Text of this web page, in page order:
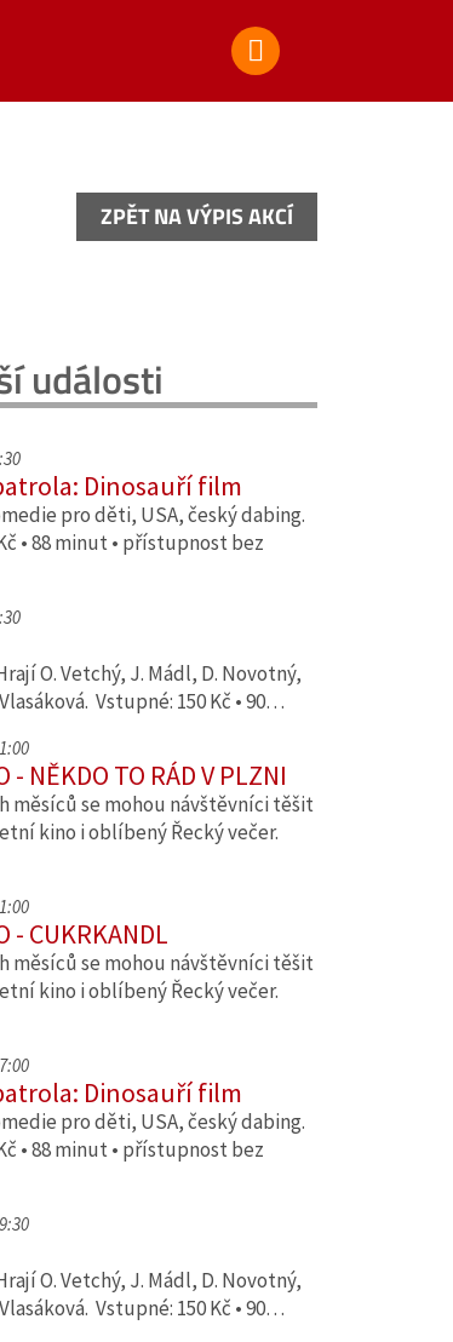
ZPĚT NA VÝPIS AKCÍ
ZPĚT NA VÝPIS AKCÍ
události
Dinosauří film
pro děti, USA, český dabing.
• 88 minut • přístupnost bez
O. Vetchý, J. Mádl, D. Novotný,
Vstupné: 150 Kč • 90…
- NĚKDO TO RÁD V PLZNI
měsíců se mohou návštěvníci těšit
kino i oblíbený Řecký večer.
- CUKRKANDL
měsíců se mohou návštěvníci těšit
kino i oblíbený Řecký večer.
Dinosauří film
pro děti, USA, český dabing.
• 88 minut • přístupnost bez
O. Vetchý, J. Mádl, D. Novotný,
Vstupné: 150 Kč • 90…